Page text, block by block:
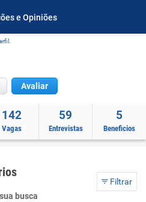
e Opiniões
Avaliar
142
Vagas
59
Entrevistas
5
Beneficios
Filtrar
busca